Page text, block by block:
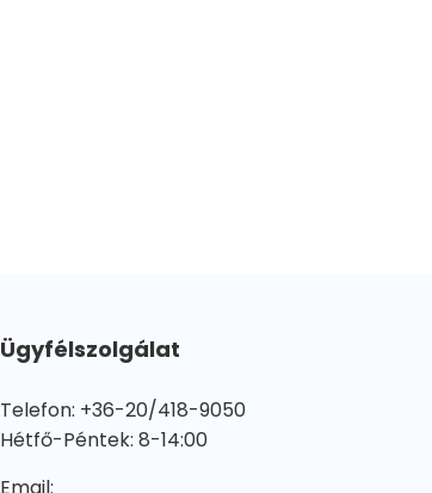
Ügyfélszolgálat
Telefon: +36-20/418-9050
Hétfő-Péntek: 8-14:00